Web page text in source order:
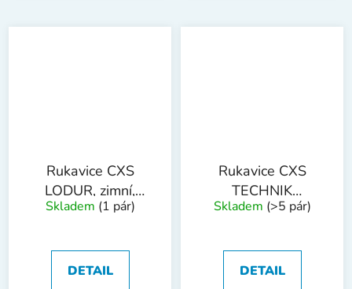
Rukavice CXS
LODUR, zimní,
černé, refl. potisk
Skladem (1 pár)
DETAIL
Rukavice CXS
TECHNIK
WINTER, zimní,
Skladem (>5 pár)
DETAIL